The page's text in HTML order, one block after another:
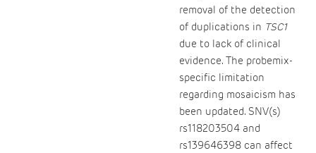
removal of the detection
of duplications in TSC1
due to lack of clinical
evidence. The probemix-
specific limitation
regarding mosaicism has
been updated. SNV(s)
rs118203504 and
rs139646398 can affect